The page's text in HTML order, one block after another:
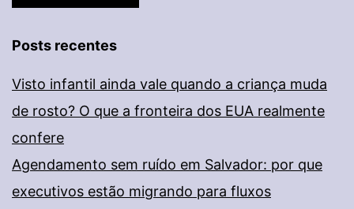
Posts recentes
Visto infantil ainda vale quando a criança muda
de rosto? O que a fronteira dos EUA realmente
confere
Agendamento sem ruído em Salvador: por que
executivos estão migrando para fluxos